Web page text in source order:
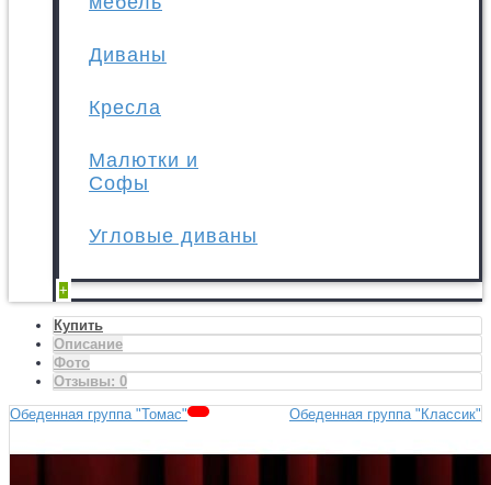
Диваны
Кресла
Малютки и
Софы
Угловые диваны
+
Купить
Описание
Фото
Отзывы: 0
Обеденная группа "Томас"
Обеденная группа "Классик"